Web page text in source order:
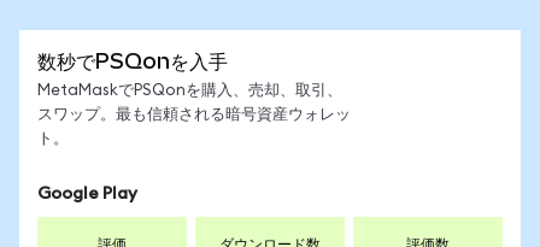
数秒でPSQonを入手
MetaMaskでPSQonを購入、売却、取引、
スワップ。最も信頼される暗号資産ウォレッ
ト。
Google Play